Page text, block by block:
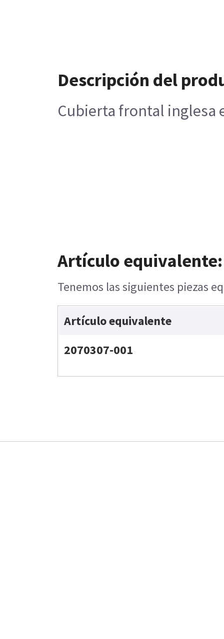
Descripción del
Cubierta frontal inglesa
Artículo equivalente:
Tenemos las siguientes piezas
Artículo equivalente
2070307-001